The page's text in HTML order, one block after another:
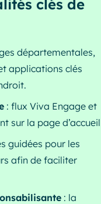
clés de
départementales,
applications clés
: flux Viva Engage et
sur la page
guidées pour les
afin de faciliter
: la